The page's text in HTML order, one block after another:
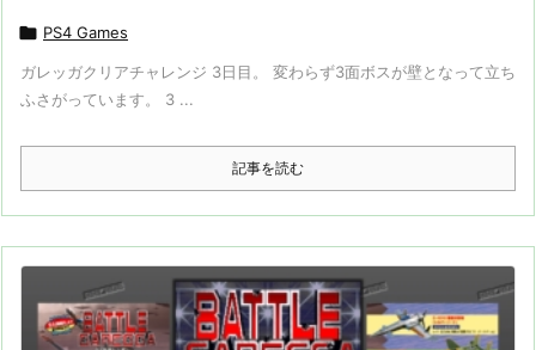
 PS4 Games
ガレッガクリアチャレンジ 3日目。 変わらず3面ボスが壁となって立ち
ふさがっています。 3 ...
記事を読む